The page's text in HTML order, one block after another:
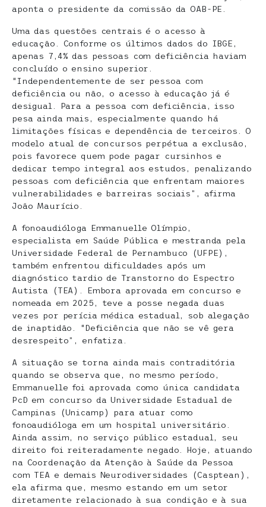
aponta o presidente da comissão da OAB-PE.
Uma das questões centrais é o acesso à
educação. Conforme os últimos dados do IBGE,
apenas 7,4% das pessoas com deficiência haviam
concluído o ensino superior.
“Independentemente de ser pessoa com
deficiência ou não, o acesso à educação já é
desigual. Para a pessoa com deficiência, isso
pesa ainda mais, especialmente quando há
limitações físicas e dependência de terceiros. O
modelo atual de concursos perpétua a exclusão,
pois favorece quem pode pagar cursinhos e
dedicar tempo integral aos estudos, penalizando
pessoas com deficiência que enfrentam maiores
vulnerabilidades e barreiras sociais”, afirma
João Maurício.
A fonoaudióloga Emmanuelle Olímpio,
especialista em Saúde Pública e mestranda pela
Universidade Federal de Pernambuco (UFPE),
também enfrentou dificuldades após um
diagnóstico tardio de Transtorno do Espectro
Autista (TEA). Embora aprovada em concurso e
nomeada em 2025, teve a posse negada duas
vezes por perícia médica estadual, sob alegação
de inaptidão. “Deficiência que não se vê gera
desrespeito”, enfatiza.
A situação se torna ainda mais contraditória
quando se observa que, no mesmo período,
Emmanuelle foi aprovada como única candidata
PcD em concurso da Universidade Estadual de
Campinas (Unicamp) para atuar como
fonoaudióloga em um hospital universitário.
Ainda assim, no serviço público estadual, seu
direito foi reiteradamente negado. Hoje, atuando
na Coordenação da Atenção à Saúde da Pessoa
com TEA e demais Neurodiversidades (Casptean),
ela afirma que, mesmo estando em um setor
diretamente relacionado à sua condição e à sua